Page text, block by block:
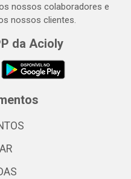
nossos colaboradores e
nossos clientes.
da Acioly